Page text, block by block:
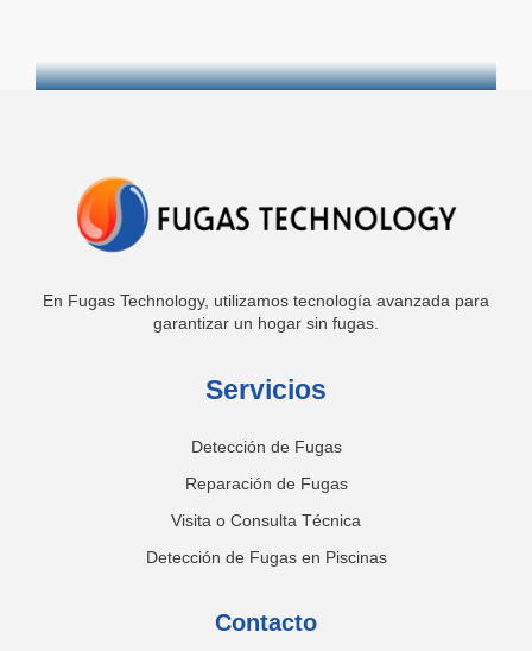
En Fugas Technology, utilizamos tecnología avanzada para
garantizar un hogar sin fugas.
Servicios
Detección de Fugas
Reparación de Fugas
Visita o Consulta Técnica
Detección de Fugas en Piscinas
Contacto